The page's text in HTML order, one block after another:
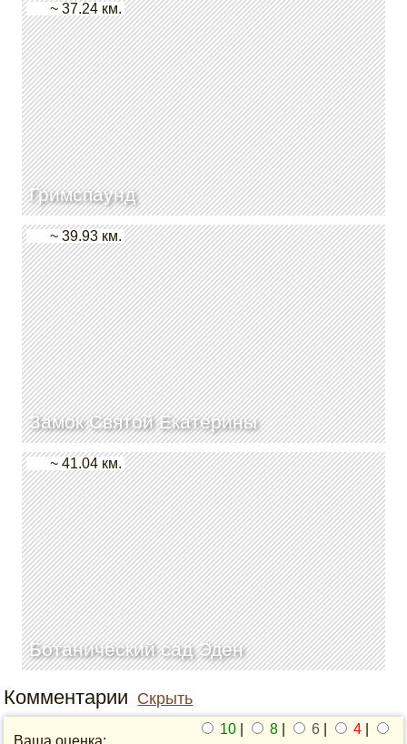
Гримспаунд
~ 37.24 км.
Замок Святой Екатерины
~ 39.93 км.
Ботанический сад Эден
~ 41.04 км.
Комментарии Скрыть
Ваша оценка:
10 8 6 4